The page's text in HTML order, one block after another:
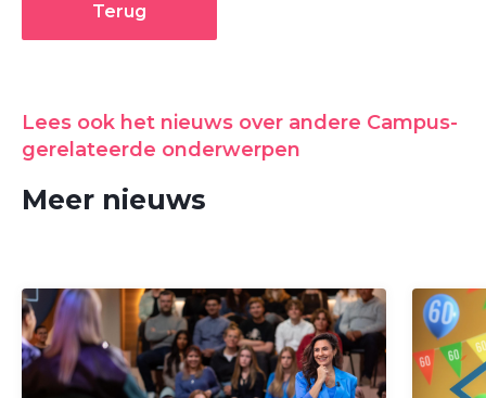
Terug
Lees ook het nieuws over andere Campus-
gerelateerde onderwerpen
Meer nieuws